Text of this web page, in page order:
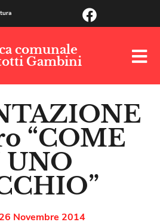
comunale
Gambini
“COME
Novembre 2014